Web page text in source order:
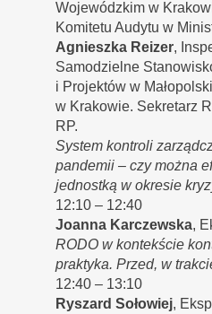
Wojewódzkim w
Komitetu Audytu w
Agnieszka Reizer,
Samodzielne
i Projektów w
w Krakowie. Sekretarz
RP.
System kontroli
pandemii – czy można
jednostką w okresie
12:10 – 12:40
Joanna Karczewska,
RODO w kontekście
praktyka. Przed, w
12:40 – 13:10
Ryszard Sołowiej,